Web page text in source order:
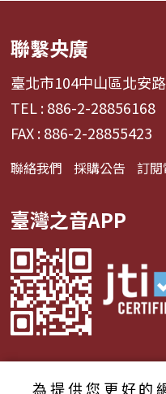
聯繫央廣
臺北市104中山區北安
TEL : 886-2-28856168
FAX : 886-2-28855423
聯絡我們 採購公告 訂
臺灣之音APP
為提供您更好的